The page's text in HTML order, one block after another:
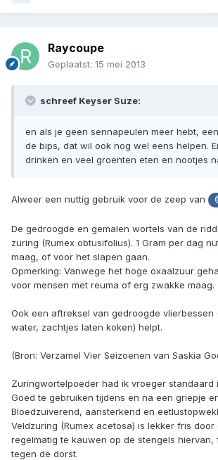
Raycoupe
Geplaatst: 15 mei 2013
schreef Keyser Suze:
en als je geen sennapeulen meer hebt,
de bips, dat wil ook nog wel eens helpen.
drinken en veel groenten eten en nootjes
Alweer een nuttig gebruik voor de zeep van
De gedroogde en gemalen wortels van de
zuring (Rumex obtusifolius). 1 Gram per dag
maag, of voor het slapen gaan.
Opmerking: Vanwege het hoge oxaalzuur
voor mensen met reuma of erg zwakke maag.
Ook een aftreksel van gedroogde vlierbessen
water, zachtjes laten koken) helpt.
(Bron: Verzamel Vier Seizoenen van Saskia
Zuringwortelpoeder had ik vroeger standaard
Goed te gebruiken tijdens en na een griepje
Bloedzuiverend, aansterkend en
Veldzuring (Rumex acetosa) is lekker fris door
regelmatig te kauwen op de stengels
tegen de dorst.